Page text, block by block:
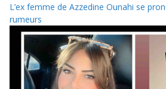
L’ex femme de Azzedine Ounahi se
rumeurs